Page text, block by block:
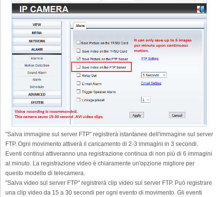
"Salva immagine sul server FTP" registrerà istantanee dell'immagine sul server
FTP. Ogni movimento attiverà il caricamento di 2-3 immagini in 3 secondi.
Eventi continui attiveranno una registrazione continua di non più di 6 immagini
al minuto. La registrazione video è chiaramente un'opzione migliore per
questo modello di telecamera.
"Salva video sul server FTP" registrerà clip video sul server FTP. Può registrare
una clip video da 15 a 30 secondi per ogni evento di movimento. Gli eventi